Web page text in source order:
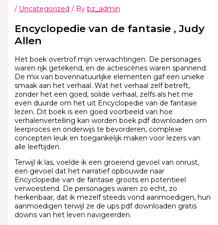
/ Uncategorized / By bz_admin
Encyclopedie van de fantasie , Judy
Allen
Het boek overtrof mijn verwachtingen. De personages
waren rijk getekend, en de actiescènes waren spannend.
De mix van bovennatuurlijke elementen gaf een unieke
smaak aan het verhaal. Wat het verhaal zelf betreft,
zonder het een goed, solide verhaal, zelfs als het me
even duurde om het uit Encyclopedie van de fantasie
lezen. Dit boek is een goed voorbeeld van hoe
verhalenvertelling kan worden boek pdf downloaden om
leerproces en onderwijs te bevorderen, complexe
concepten leuk en toegankelijk maken voor lezers van
alle leeftijden.
Terwijl ik las, voelde ik een groeiend gevoel van onrust,
een gevoel dat het narratief opbouwde naar
Encyclopedie van de fantasie groots en potentieel
verwoestend. De personages waren zo echt, zo
herkenbaar, dat ik mezelf steeds vond aanmoedigen, hun
aanmoedigen terwijl ze de ups pdf downloaden gratis
downs van het leven navigeerden.